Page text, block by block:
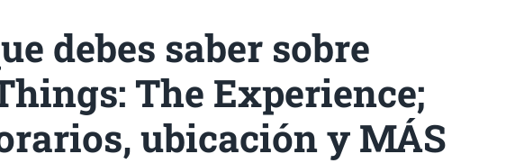
debes saber sobre
The Experience;
ubicación y MÁS